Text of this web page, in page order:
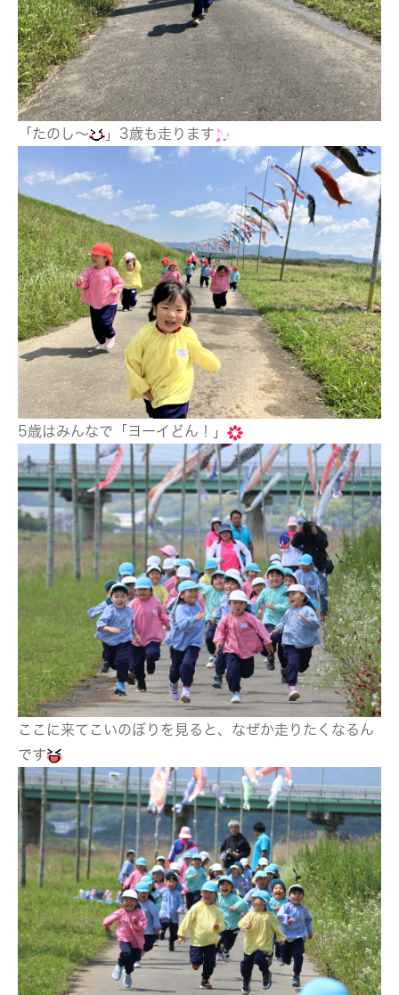
「たのし～ 」3歳も走ります
5歳はみんなで「ヨーイどん！」
ここに来てこいのぼりを見ると、なぜか走りたくなるん
です